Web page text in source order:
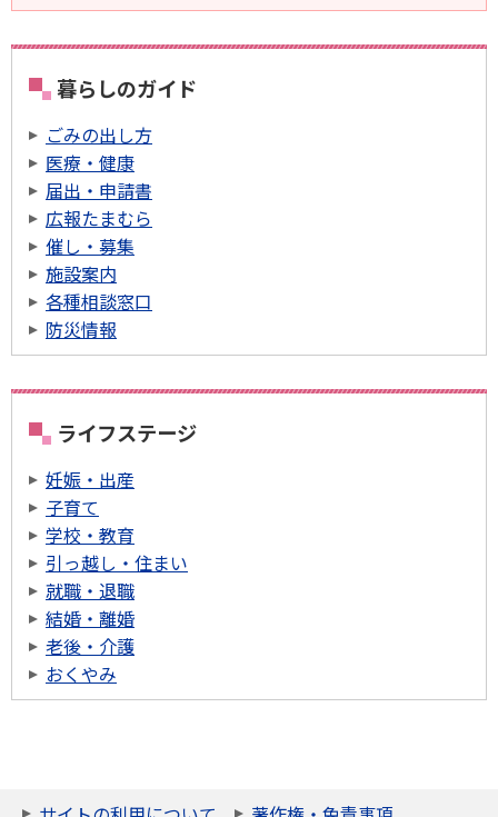
暮らしのガイド
ごみの出し方
医療・健康
届出・申請書
広報たまむら
催し・募集
施設案内
各種相談窓口
防災情報
ライフステージ
妊娠・出産
子育て
学校・教育
引っ越し・住まい
就職・退職
結婚・離婚
老後・介護
おくやみ